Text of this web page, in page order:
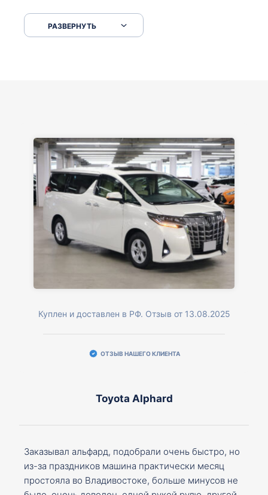
серпантинах по пути следования.
РАЗВЕРНУТЬ
Куплен и доставлен в РФ. Отзыв от 13.08.2025
ОТЗЫВ НАШЕГО КЛИЕНТА
Toyota Alphard
Заказывал альфард, подобрали очень быстро, но
из-за праздников машина практически месяц
простояла во Владивостоке, больше минусов не